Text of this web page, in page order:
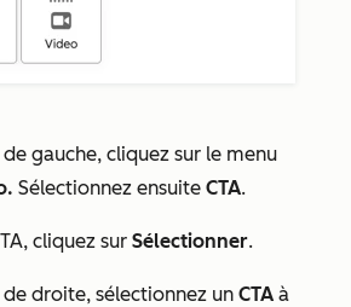
gauche, cliquez sur le menu
Sélectionnez ensuite CTA.
, cliquez sur Sélectionner.
de droite, sélectionnez un CTA à